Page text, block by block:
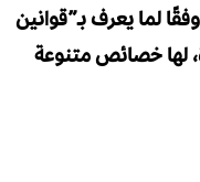
لما يعرف بـ”قوانين
لها خصائص متنوعة